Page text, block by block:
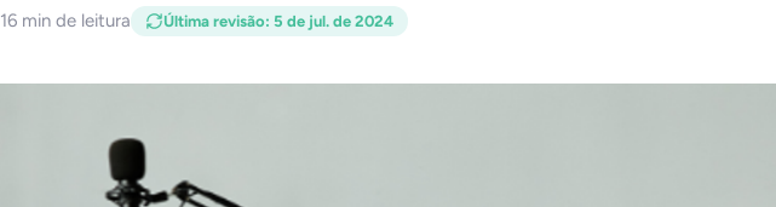
16 min de leitura Última revisão: 5 de jul. de 2024